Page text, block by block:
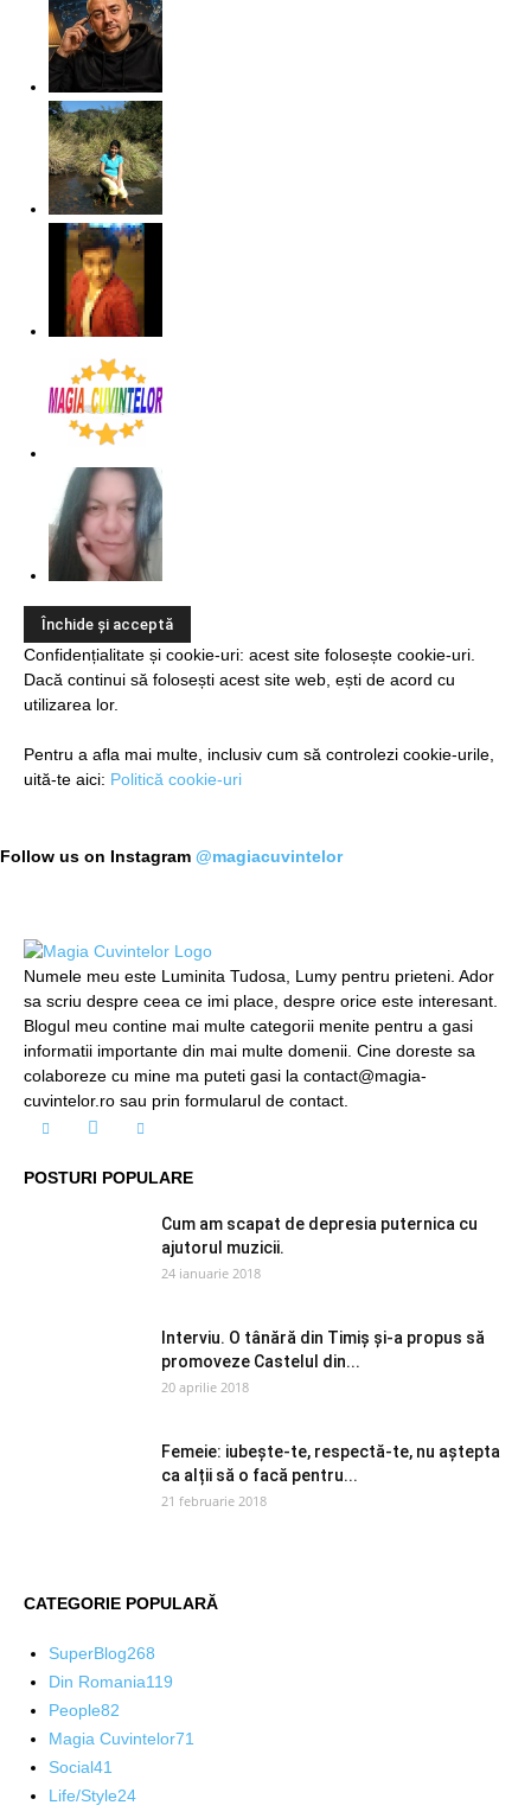
Confidențialitate și cookie-uri: acest site folosește cookie-uri.
Dacă continui să folosești acest site web, ești de acord cu
utilizarea lor.
Pentru a afla mai multe, inclusiv cum să controlezi cookie-urile,
uită-te aici: Politică cookie-uri
Follow us on Instagram @magiacuvintelor
Numele meu este Luminita Tudosa, Lumy pentru prieteni. Ador
sa scriu despre ceea ce imi place, despre orice este interesant.
Blogul meu contine mai multe categorii menite pentru a gasi
informatii importante din mai multe domenii. Cine doreste sa
colaboreze cu mine ma puteti gasi la contact@magia-
cuvintelor.ro sau prin formularul de contact.
POSTURI POPULARE
Cum am scapat de depresia puternica cu
ajutorul muzicii.
24 ianuarie 2018
Interviu. O tânără din Timiș și-a propus să
promoveze Castelul din...
20 aprilie 2018
Femeie: iubește-te, respectă-te, nu aștepta
ca alții să o facă pentru...
21 februarie 2018
CATEGORIE POPULARĂ
SuperBlog268
Din Romania119
People82
Magia Cuvintelor71
Social41
Life/Style24